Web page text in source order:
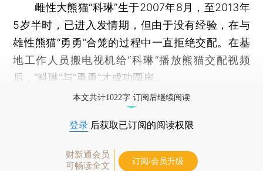
雌性大熊猫“科琳”生于2007年8月，至2013年
5岁半时，已进入发情期，但由于没有经验，在与
雄性熊猫“勇勇”合笼的过程中一直拒绝交配。在基
地工作人员搬电视机给“科琳”播放熊猫交配视频
后，“科琳”与“勇勇”才成功圆房。
本文共计1022字 订阅后继续阅读
登录 后获取已订阅的阅读权限
财新通会员
可畅读全文
订阅/会员升级